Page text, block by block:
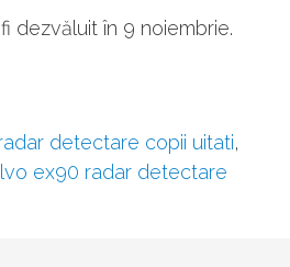
dezvăluit în 9 noiembrie.
detectare copii uitati,
ex90 radar detectare